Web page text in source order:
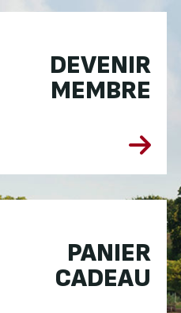
DEVENIR
MEMBRE
PANIER
CADEAU